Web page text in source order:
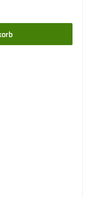
Schaltflächen um die